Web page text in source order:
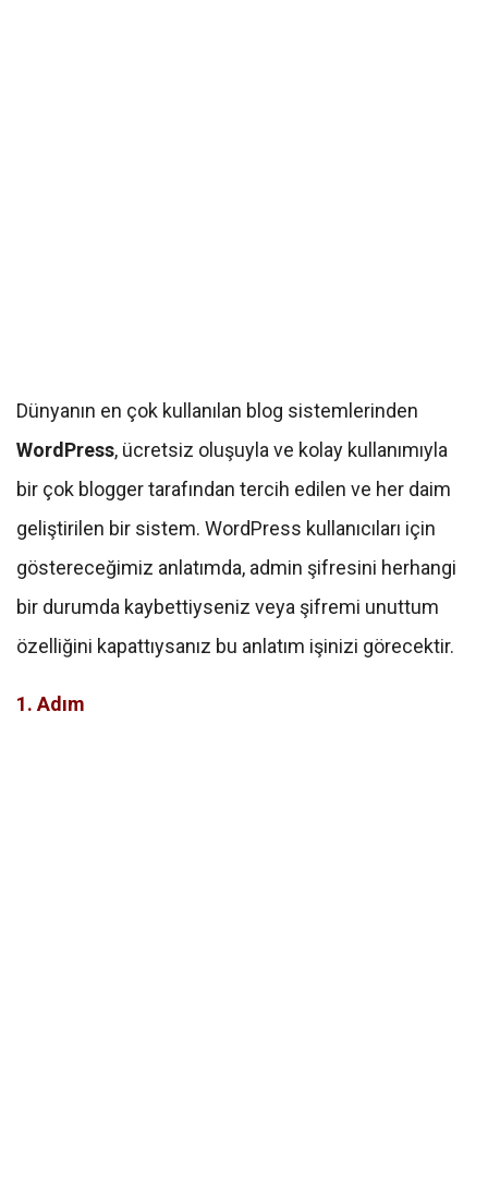
Dünyanın en çok kullanılan blog sistemlerinden
WordPress, ücretsiz oluşuyla ve kolay kullanımıyla
bir çok blogger tarafından tercih edilen ve her daim
geliştirilen bir sistem. WordPress kullanıcıları için
göstereceğimiz anlatımda, admin şifresini herhangi
bir durumda kaybettiyseniz veya şifremi unuttum
özelliğini kapattıysanız bu anlatım işinizi görecektir.
1. Adım